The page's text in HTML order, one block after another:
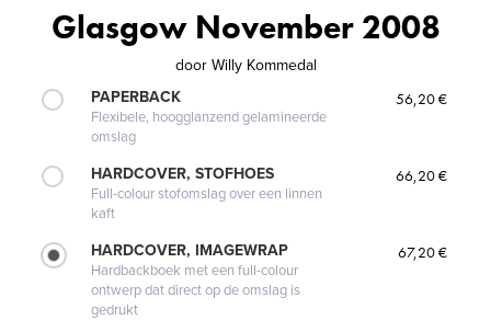
Glasgow November 2008
door Willy Kommedal
PAPERBACK
Flexibele, hoogglanzend gelamineerde
omslag
56,20 €
HARDCOVER, STOFHOES
Full-colour stofomslag over een linnen
kaft
66,20 €
HARDCOVER, IMAGEWRAP
Hardbackboek met een full-colour
ontwerp dat direct op de omslag is
gedrukt
67,20 €